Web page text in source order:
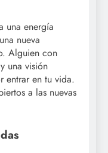
una energía
nueva
Alguien con
una visión
entrar en tu vida.
a las nuevas